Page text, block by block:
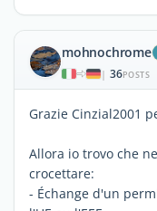
mohnochrome
| 36POSTS
Grazie Cinzial2001
Allora io trovo che
crocettare:
- Échange d'un